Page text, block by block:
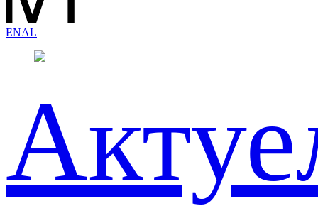
ENAL